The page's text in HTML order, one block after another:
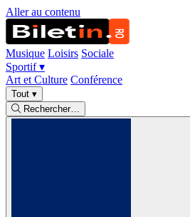
Aller au contenu
Musique Loisirs Sociale
Sportif▾
Art et Culture Conférence
Tout ▾
Rechercher…